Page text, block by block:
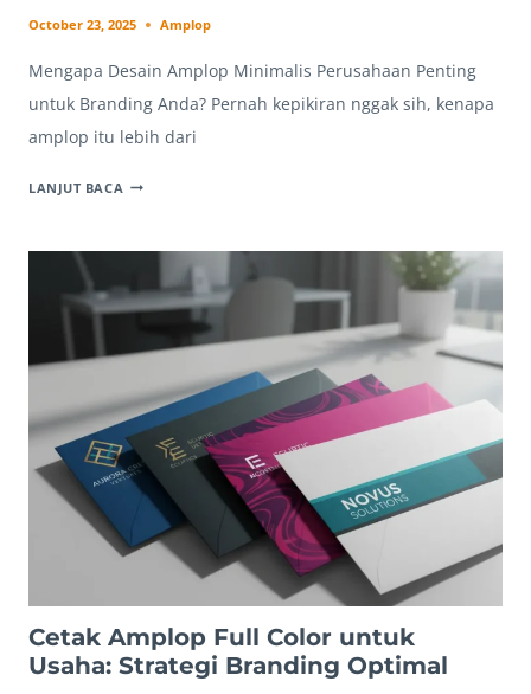
October 23, 2025 Amplop
Mengapa Desain Amplop Minimalis Perusahaan Penting
untuk Branding Anda? Pernah kepikiran nggak sih, kenapa
amplop itu lebih dari
LANJUT BACA DESAIN
PANDUAN
EFEKTIF
BRANDING
Cetak Amplop Full Color untuk
Usaha: Strategi Branding Optimal